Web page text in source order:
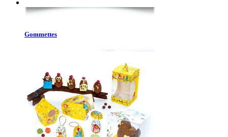
Gommettes